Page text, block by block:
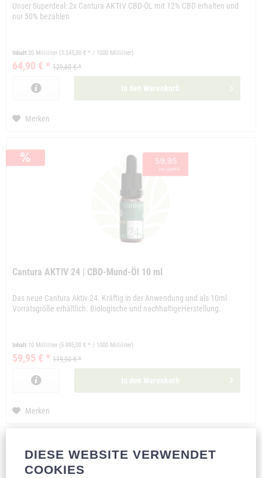
Unser Superdeal: 2x Cantura AKTIV CBD-ÖL mit 12% CBD erhalten und
nur 50% bezahlen
Inhalt 20 Milliliter (3.245,00 € * / 1000 Milliliter)
64,90 € * 129,80 € *
In den Warenkorb
Merken
Cantura AKTIV 24 | CBD-Mund-Öl 10 ml
Das neue Cantura Aktiv 24. Kräftig in der Anwendung und als 10ml
Vorratsgröße erhältlich. Biologische und nachhaltigeHerstellung.
Inhalt 10 Milliliter (5.995,00 € * / 1000 Milliliter)
59,95 € * 119,90 € *
In den Warenkorb
Merken
DIESE WEBSITE VERWENDET
COOKIES